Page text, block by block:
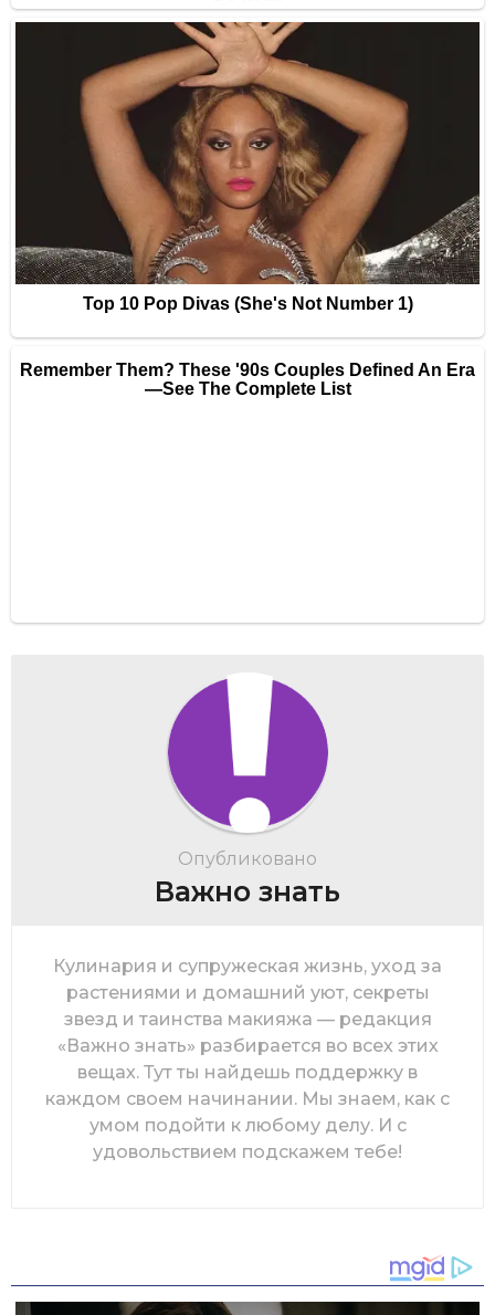
Опубликовано
Важно знать
Кулинария и супружеская жизнь, уход за
растениями и домашний уют, секреты
звезд и таинства макияжа — редакция
«Важно знать» разбирается во всех этих
вещах. Тут ты найдешь поддержку в
каждом своем начинании. Мы знаем, как с
умом подойти к любому делу. И с
удовольствием подскажем тебе!